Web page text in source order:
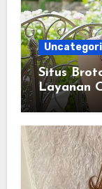
Situs
Layanan